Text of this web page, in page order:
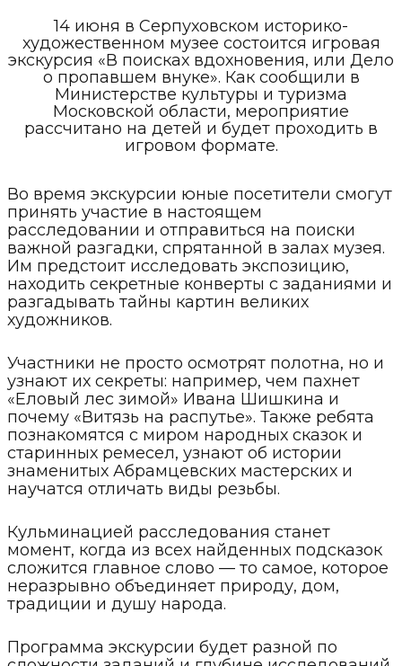
14 июня в Серпуховском историко-
художественном музее состоится игровая
экскурсия «В поисках вдохновения, или Дело
о пропавшем внуке». Как сообщили в
Министерстве культуры и туризма
Московской области, мероприятие
рассчитано на детей и будет проходить в
игровом формате.
Во время экскурсии юные посетители смогут
принять участие в настоящем
расследовании и отправиться на поиски
важной разгадки, спрятанной в залах музея.
Им предстоит исследовать экспозицию,
находить секретные конверты с заданиями и
разгадывать тайны картин великих
художников.
Участники не просто осмотрят полотна, но и
узнают их секреты: например, чем пахнет
«Еловый лес зимой» Ивана Шишкина и
почему «Витязь на распутье». Также ребята
познакомятся с миром народных сказок и
старинных ремесел, узнают об истории
знаменитых Абрамцевских мастерских и
научатся отличать виды резьбы.
Кульминацией расследования станет
момент, когда из всех найденных подсказок
сложится главное слово — то самое, которое
неразрывно объединяет природу, дом,
традиции и душу народа.
Программа экскурсии будет разной по